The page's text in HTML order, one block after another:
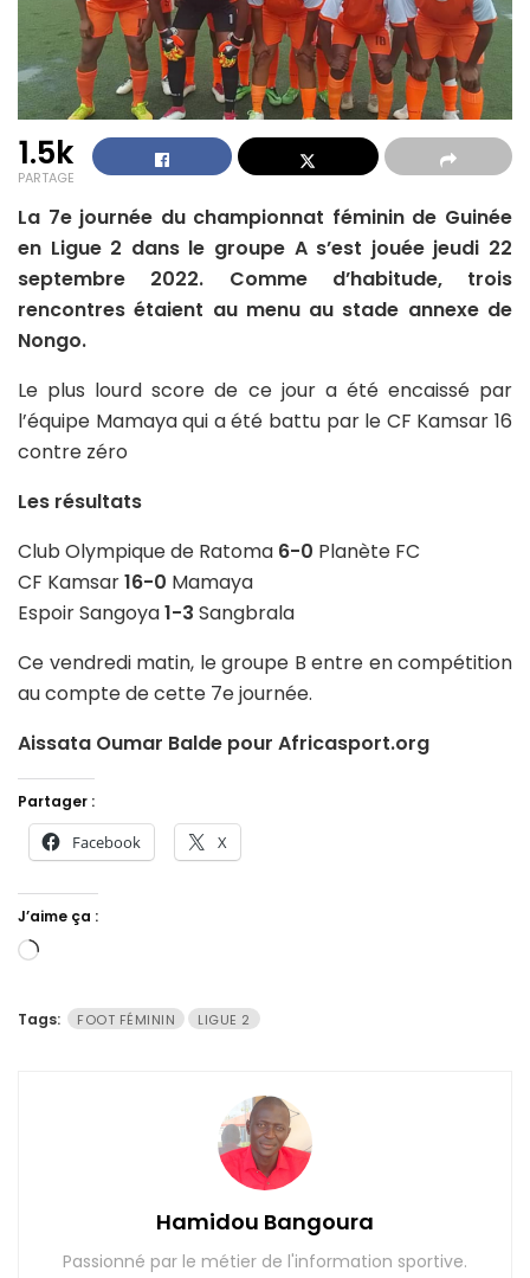
1.5k
PARTAGE
La 7e journée du championnat féminin de Guinée
en Ligue 2 dans le groupe A s’est jouée jeudi 22
septembre 2022. Comme d’habitude, trois
rencontres étaient au menu au stade annexe de
Nongo.
Le plus lourd score de ce jour a été encaissé par
l’équipe Mamaya qui a été battu par le CF Kamsar 16
contre zéro
Les résultats
Club Olympique de Ratoma 6-0 Planète FC
CF Kamsar16-0 Mamaya
Espoir Sangoya1-3 Sangbrala
Ce vendredi matin, le groupe B entre en compétition
au compte de cette 7e journée.
Aissata Oumar Balde pour Africasport.org
Partager :
Facebook X
J’aime ça :
Chargement…
Tags: FOOT FÉMININ LIGUE 2
Hamidou Bangoura
Passionné par le métier de l'information sportive.